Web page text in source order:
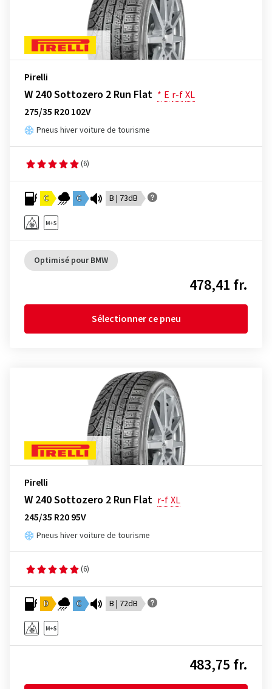
Pirelli
W 240 Sottozero 2 Run Flat * E r-fXL
275/35 R20 102V
Pneus hiver voiture de tourisme
(6)
C C B | 73dB
Optimisé pour BMW
478,41 fr.
Sélectionner ce pneu
Pirelli
W 240 Sottozero 2 Run Flat r-fXL
245/35 R20 95V
Pneus hiver voiture de tourisme
(6)
D C B | 72dB
483,75 fr.